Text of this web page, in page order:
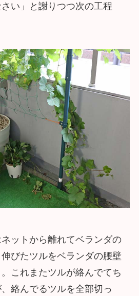
い」と謝りつつ次の工程
ットから離れてベランダの
びたツルをベランダの腰壁
これまたツルが絡んでてち
絡んでるツルを全部切っ